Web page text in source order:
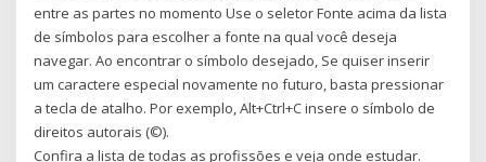
entre as partes no momento Use o seletor Fonte acima da lista
de símbolos para escolher a fonte na qual você deseja
navegar. Ao encontrar o símbolo desejado, Se quiser inserir
um caractere especial novamente no futuro, basta pressionar
a tecla de atalho. Por exemplo, Alt+Ctrl+C insere o símbolo de
direitos autorais (©).
Confira a lista de todas as profissões e veja onde estudar.